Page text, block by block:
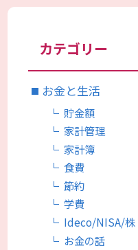
カテゴリー
お金と生活
貯金額
家計管理
家計簿
食費
節約
学費
Ideco/NISA/株
お金の話